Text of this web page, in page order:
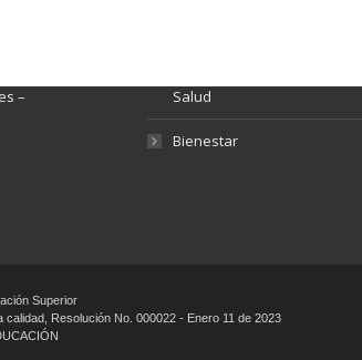
–
Salud
Bienestar
Superior
calidad, Resolución No. 000022 - Enero 11 de 2023